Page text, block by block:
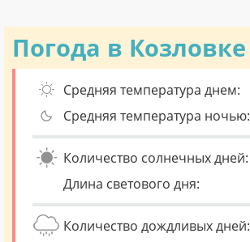
Погода в Козловке
Средняя температура днем:
Средняя температура ночью:
Количество солнечных дней:
Длина светового дня:
Количество дождливых дней: